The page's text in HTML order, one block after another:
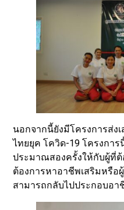
นอกจากนี้ยังมีโครงการส่ง
ไทยยุค โควิด-19 โครงกา
ประมาณสองครั้งให้กับผู้ที่
ต้องการหาอาชีพเสริมหรือ
สามารถกลับไปประกอบอา